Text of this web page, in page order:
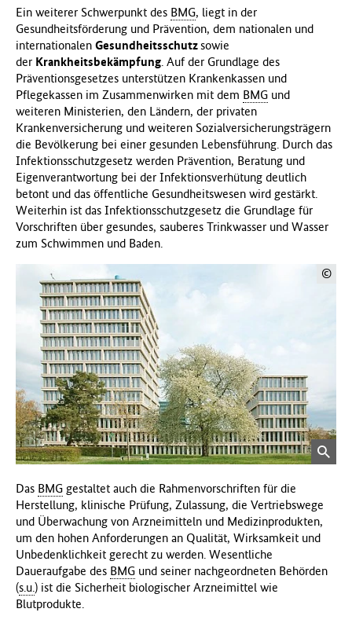
Ein weiterer Schwerpunkt des BMG, liegt in der
Gesundheitsförderung und Prävention, dem nationalen und
internationalen Gesundheitsschutz sowie
der Krankheitsbekämpfung . Auf der Grundlage des
Präventionsgesetzes unterstützen Krankenkassen und
Pflegekassen im Zusammenwirken mit dem BMG und
weiteren Ministerien, den Ländern, der privaten
Krankenversicherung und weiteren Sozialversicherungsträgern
die Bevölkerung bei einer gesunden Lebensführung. Durch das
Infektionsschutzgesetz werden Prävention, Beratung und
Eigenverantwortung bei der Infektionsverhütung deutlich
betont und das öffentliche Gesundheitswesen wird gestärkt.
Weiterhin ist das Infektionsschutzgesetz die Grundlage für
Vorschriften über gesundes, sauberes Trinkwasser und Wasser
zum Schwimmen und Baden.
©
Bild
in
öffnen
Das BMG gestaltet auch die Rahmenvorschriften für die
Herstellung, klinische Prüfung, Zulassung, die Vertriebswege
und Überwachung von Arzneimitteln und Medizinprodukten,
um den hohen Anforderungen an Qualität, Wirksamkeit und
Unbedenklichkeit gerecht zu werden. Wesentliche
Daueraufgabe des BMG und seiner nachgeordneten Behörden
(s.u.) ist die Sicherheit biologischer Arzneimittel wie
Blutprodukte.